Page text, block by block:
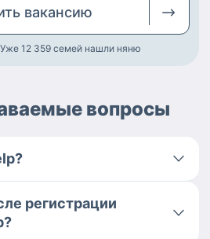
вакансию
12 359 семей нашли няню
вопросы
регистрации